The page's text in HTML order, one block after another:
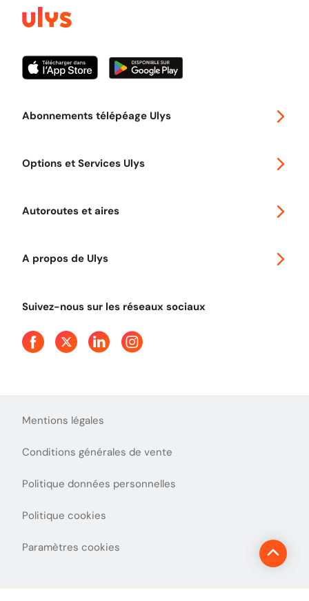
Abonnements télépéage Ulys
Options et Services Ulys
Autoroutes et aires
A propos de Ulys
Presse
Suivez-nous sur les réseaux sociaux
Mentions légales
Conditions générales de vente
Politique données personnelles
Politique cookies
Paramètres cookies